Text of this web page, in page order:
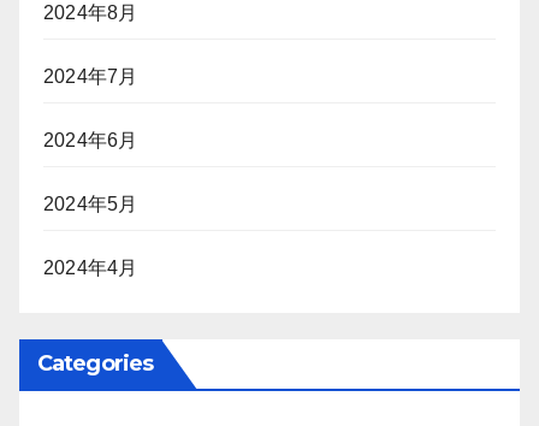
2024年8月
2024年7月
2024年6月
2024年5月
2024年4月
Categories